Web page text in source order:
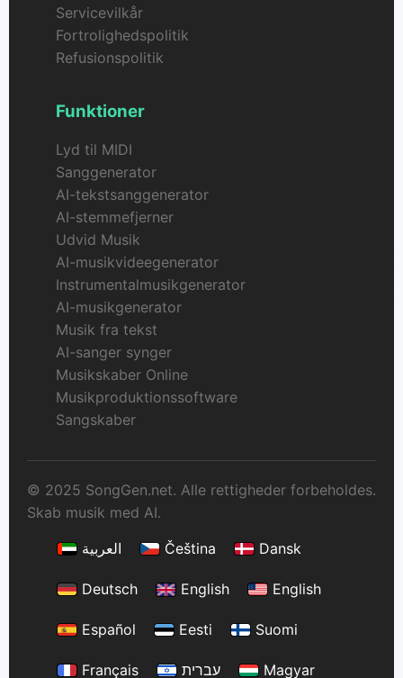
Servicevilkår
Fortrolighedspolitik
Refusionspolitik
Funktioner
Lyd til MIDI
Sanggenerator
AI-tekstsanggenerator
AI-stemmefjerner
Udvid Musik
AI-musikvideegenerator
Instrumentalmusikgenerator
AI-musikgenerator
Musik fra tekst
AI-sanger synger
Musikskaber Online
Musikproduktionssoftware
Sangskaber
© 2025 SongGen.net. Alle rettigheder forbeholdes.
Skab musik med AI.
العربية
Čeština Dansk
Deutsch English English
Español Eesti Suomi
Français עברית Magyar